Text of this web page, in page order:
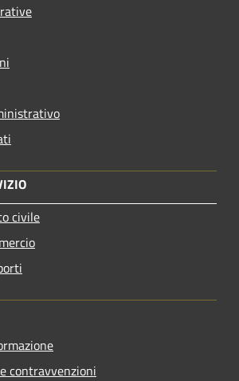
civile
contravvenzioni